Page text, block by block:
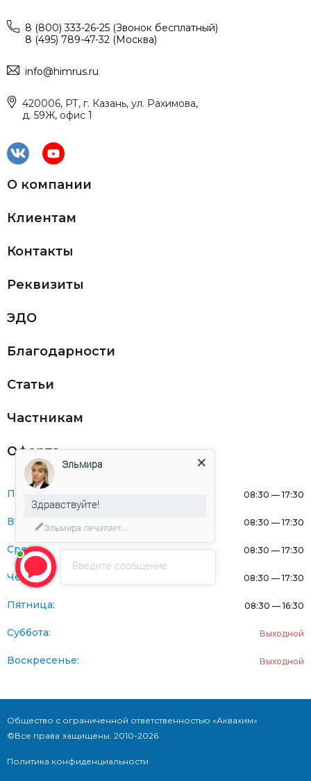
8 (800) 333-26-25 (Звонок бесплатный)
8 (495) 789-47-32 (Москва)
info@himrus.ru
420006, РТ, г. Казань, ул. Рахимова,
д. 59Ж, офис 1
О компании
Клиентам
Контакты
Реквизиты
ЭДО
Благодарности
Статьи
Частникам
Оферта
Понедельник: 08:30 — 17:30
Вторник: 08:30 — 17:30
Среда: 08:30 — 17:30
Четверг: 08:30 — 17:30
Пятница: 08:30 — 16:30
Суббота: Выходной
Воскресенье: Выходной
Общество с ограниченной ответственностью «Аквахим»
©Все права защищены. 2010-2026
Политика конфиденциальности
Введите сообщение
Эльмира
Здравствуйте!
Эльмира печатает...